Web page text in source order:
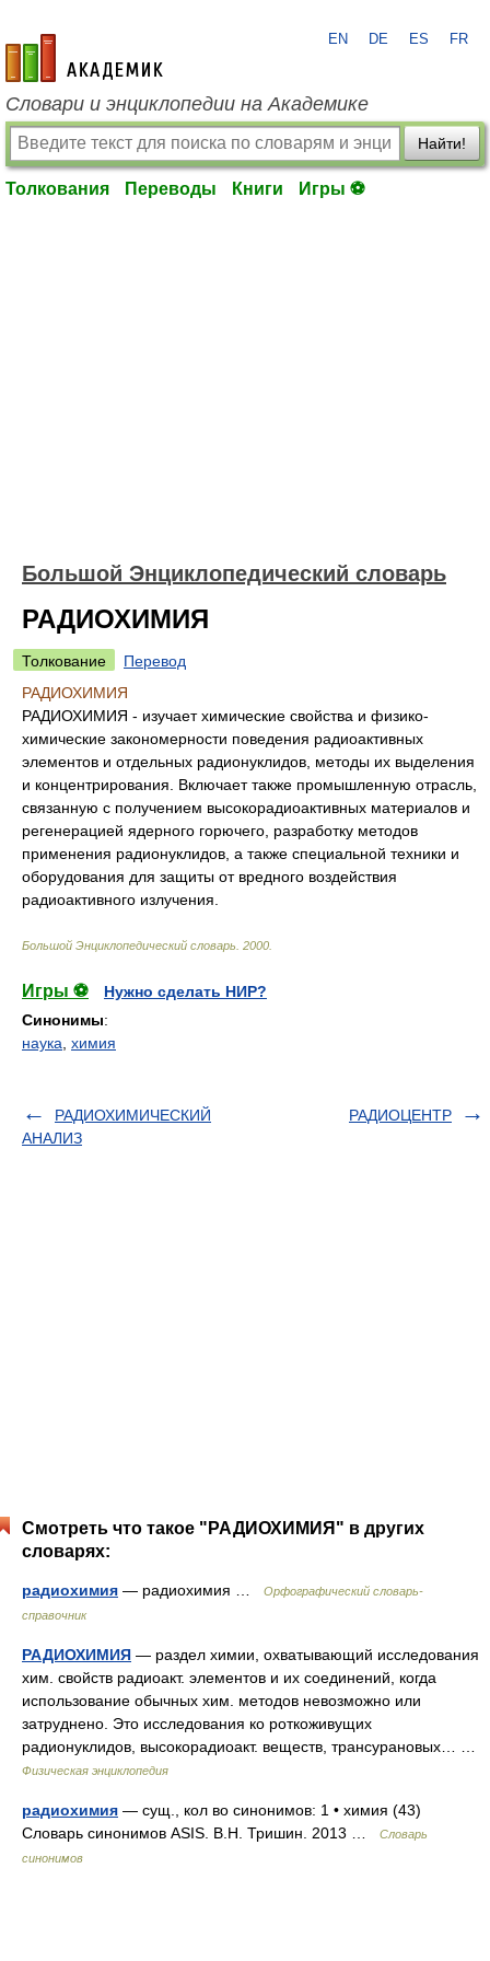
academic.ru
EN DE ES FR
Словари и энциклопедии на Академике
Найти!
Толкования Переводы Книги Игры ⚽
Большой Энциклопедический словарь
РАДИОХИМИЯ
Толкование
Перевод
РАДИОХИМИЯ
РАДИОХИМИЯ - изучает химические свойства и физико-
химические закономерности поведения радиоактивных
элементов и отдельных радионуклидов, методы их выделения
и концентрирования. Включает также промышленную отрасль,
связанную с получением высокорадиоактивных материалов и
регенерацией ядерного горючего, разработку методов
применения радионуклидов, а также специальной техники и
оборудования для защиты от вредного воздействия
радиоактивного излучения.
Большой Энциклопедический словарь 2000
Игры ⚽
Нужно сделать НИР?
Синонимы:
наука химия
РАДИОХИМИЧЕСКИЙ
АНАЛИЗ
РАДИОЦЕНТР
Смотреть что такое "РАДИОХИМИЯ" в других
словарях:
радиохимия — радиохимия …
Орфографический словарь-
справочник
РАДИОХИМИЯ — раздел химии, охватывающий исследования
хим. свойств радиоакт. элементов и их соединений, когда
использование обычных хим. методов невозможно или
затруднено. Это исследования ко роткоживущих
радионуклидов, высокорадиоакт. веществ, трансурановых… …
Физическая энциклопедия
радиохимия — сущ., кол во синонимов: 1 • химия (43)
Словарь синонимов ASIS. В.Н. Тришин. 2013 …
Словарь
синонимов